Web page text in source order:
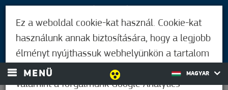
BEJELENTKEZÉS
MENÜ MAGYAR
Ez a weboldal cookie-kat használ. Cookie-kat
használunk annak biztosítására, hogy a legjobb
élményt nyújthassuk webhelyünkön a tartalom
és a hirdetések személyre szabásához,
valamint a forgalmunk Google Analytics